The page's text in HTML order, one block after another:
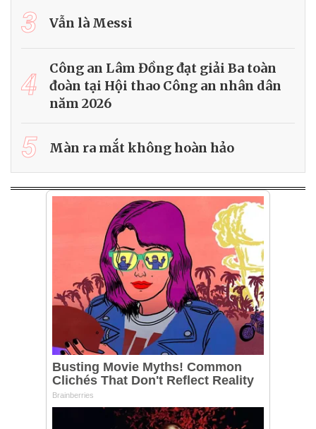
3 Vẫn là Messi
4
Công an Lâm Đồng đạt giải Ba toàn
đoàn tại Hội thao Công an nhân dân
năm 2026
5 Màn ra mắt không hoàn hảo